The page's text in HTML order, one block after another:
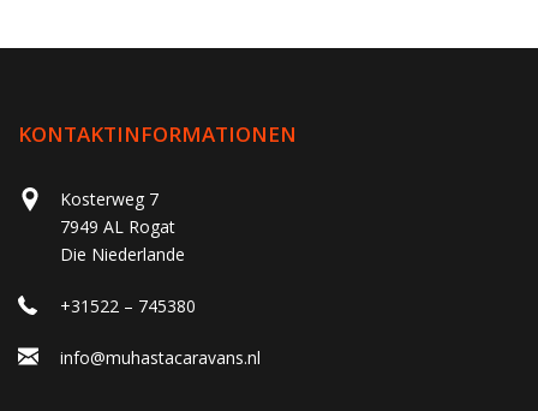
KONTAKTINFORMATIONEN
Kosterweg 7
7949 AL Rogat
Die Niederlande
+31522 – 745380
info@muhastacaravans.nl